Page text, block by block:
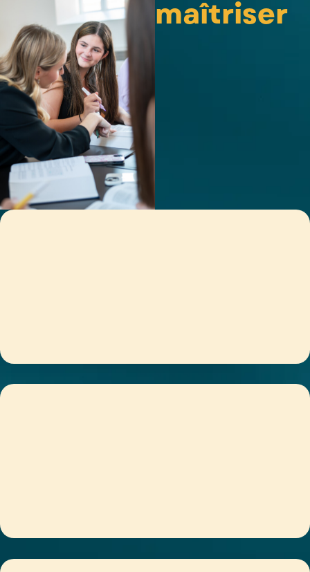
maîtriser